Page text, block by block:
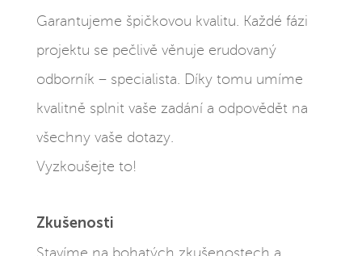
Garantujeme špičkovou kvalitu. Každé fázi
projektu se pečlivě věnuje erudovaný
odborník – specialista. Díky tomu umíme
kvalitně splnit vaše zadání a odpovědět na
všechny vaše dotazy.
Vyzkoušejte to!
Zkušenosti